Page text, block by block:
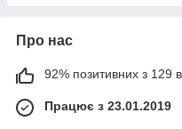
Про нас
92% позитивних з 129
Працює з 23.01.2019